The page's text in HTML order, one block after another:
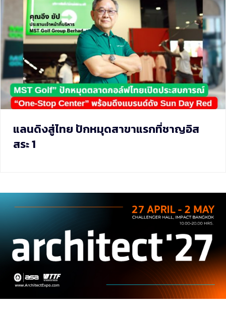
แลนดิงสู่ไทย ปักหมุดสาขาแรกที่ชาญอิส
สระ 1